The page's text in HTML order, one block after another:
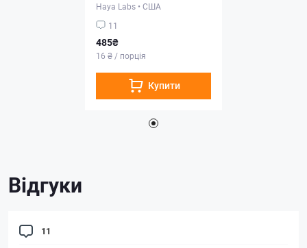
Haya Labs • США
11
485₴
16 ₴ / порція
Купити
Відгуки
11